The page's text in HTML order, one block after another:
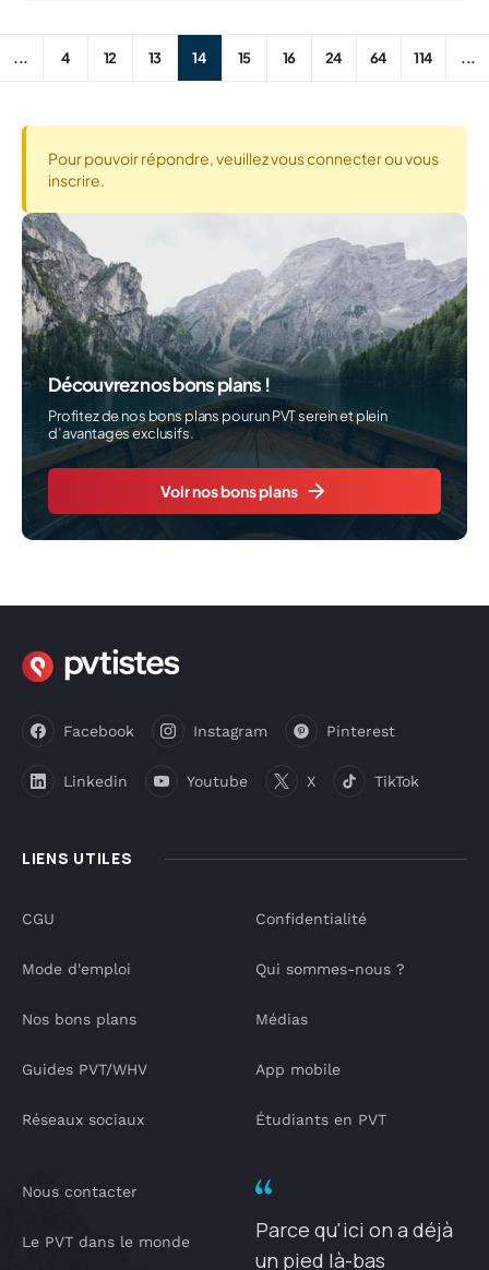
... 4 12 13 14 15 16 24 64 114 ...
Pour pouvoir répondre, veuillez vous connecter ou vous
inscrire.
Découvrez nos bons plans !
Profitez de nos bons plans pour un PVT serein et plein
d’avantages exclusifs.
Voir nos bons plans
LIENS UTILES
Facebook Instagram Pinterest
Linkedin Youtube X TikTok
CGU
Mode d'emploi
Nos bons plans
Guides PVT/WHV
Réseaux sociaux
Confidentialité
Qui sommes-nous ?
Médias
App mobile
Étudiants en PVT
Nous contacter
Le PVT dans le monde
Parce qu'ici on a déjà
un pied là-bas